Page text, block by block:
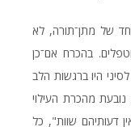
של מתן־תורה, לא
בהכרח אם־כן
היו ברגשות הלב
מהכרת העילוי
דעותיהם שוות", כל